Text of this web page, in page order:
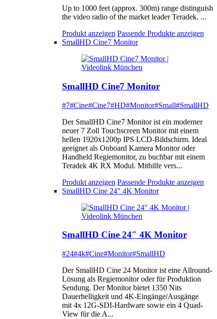
Up to 1000 feet (approx. 300m) range distinguish
the video radio of the market leader Teradek. ...
Produkt anzeigen Passende Produkte anzeigen
SmallHD Cine7 Monitor
SmallHD Cine7 Monitor
#7#Cine#Cine7#HD#Monitor#Small#SmallHD
Der SmallHD Cine7 Monitor ist ein moderner
neuer 7 Zoll Touchscreen Monitor mit einem
hellen 1920x1200p IPS LCD-Bildschirm. Ideal
geeignet als Onboard Kamera Monitor oder
Handheld Regiemonitor, zu buchbar mit einem
Teradek 4K RX Modul. Mithilfe vers...
Produkt anzeigen Passende Produkte anzeigen
SmallHD Cine 24″ 4K Monitor
SmallHD Cine 24″ 4K Monitor
#24#4k#Cine#Monitor#SmallHD
Der SmallHD Cine 24 Monitor ist eine Allround-
Lösung als Regiemonitor oder für Produktion
Sendung. Der Monitor bietet 1350 Nits
Dauerhelligkeit und 4K-Eingänge/Ausgänge
mit 4x 12G-SDI-Hardware sowie ein 4 Quad-
View für die A...